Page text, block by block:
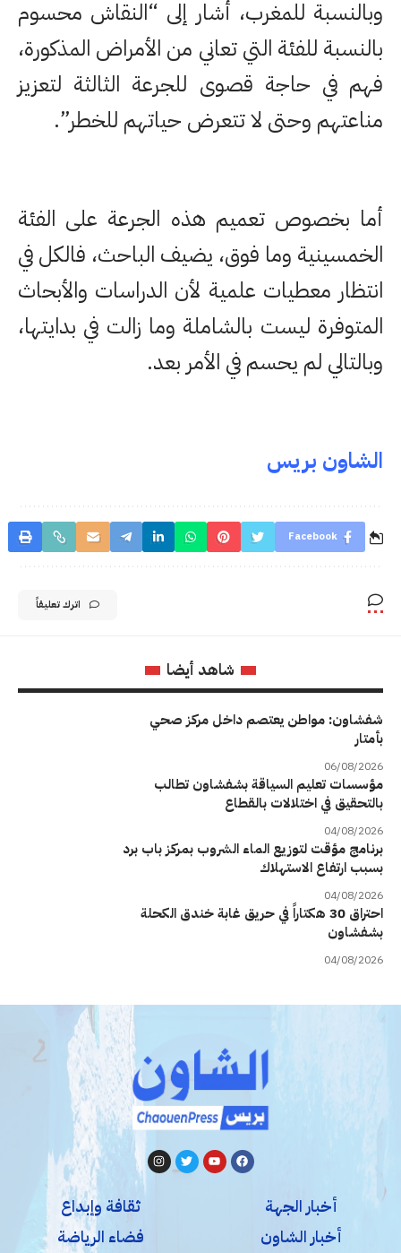
وبالنسبة للمغرب، أشار إلى “النقاش محسوم
بالنسبة للفئة التي تعاني من الأمراض المذكورة،
فهم في حاجة قصوى للجرعة الثالثة لتعزيز
مناعتهم وحتى لا تتعرض حياتهم للخطر”.
أما بخصوص تعميم هذه الجرعة على الفئة
الخمسينية وما فوق، يضيف الباحث، فالكل في
انتظار معطيات علمية لأن الدراسات والأبحاث
المتوفرة ليست بالشاملة وما زالت في بدايتها،
وبالتالي لم يحسم في الأمر بعد.
الشاون بريس
Facebook
اترك تعليقاً
شاهد أيضا
شفشاون: مواطن يعتصم داخل مركز صحي
بأمتار
06/08/2026
مؤسسات تعليم السياقة بشفشاون تطالب
بالتحقيق في اختلالات بالقطاع
04/08/2026
برنامج مؤقت لتوزيع الماء الشروب بمركز باب برد
بسبب ارتفاع الاستهلاك
04/08/2026
احتراق 30 هكتاراً في حريق غابة خندق الكحلة
بشفشاون
04/08/2026
أخبار الجهة
أخبار الشاون
ثقافة وإبداع
فضاء الرياضة